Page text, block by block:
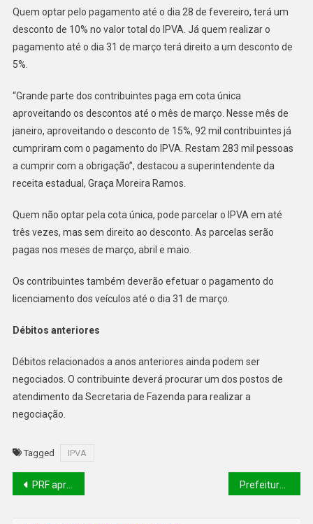
Quem optar pelo pagamento até o dia 28 de fevereiro, terá um
desconto de 10% no valor total do IPVA. Já quem realizar o
pagamento até o dia 31 de março terá direito a um desconto de
5%.
“Grande parte dos contribuintes paga em cota única
aproveitando os descontos até o mês de março. Nesse mês de
janeiro, aproveitando o desconto de 15%, 92 mil contribuintes já
cumpriram com o pagamento do IPVA. Restam 283 mil pessoas
a cumprir com a obrigação”, destacou a superintendente da
receita estadual, Graça Moreira Ramos.
Quem não optar pela cota única, pode parcelar o IPVA em até
três vezes, mas sem direito ao desconto. As parcelas serão
pagas nos meses de março, abril e maio.
Os contribuintes também deverão efetuar o pagamento do
licenciamento dos veículos até o dia 31 de março.
Débitos anteriores
Débitos relacionados a anos anteriores ainda podem ser
negociados. O contribuinte deverá procurar um dos postos de
atendimento da Secretaria de Fazenda para realizar a
negociação.
Tagged IPVA
PRF apreende mais de 50 kg de maconha com passageiros de ônibus em Picos